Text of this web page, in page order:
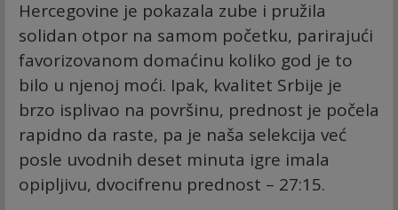
Hercegovine je pokazala zube i pružila
solidan otpor na samom početku, parirajući
favorizovanom domaćinu koliko god je to
bilo u njenoj moći. Ipak, kvalitet Srbije je
brzo isplivao na površinu, prednost je počela
rapidno da raste, pa je naša selekcija već
posle uvodnih deset minuta igre imala
opipljivu, dvocifrenu prednost – 27:15.